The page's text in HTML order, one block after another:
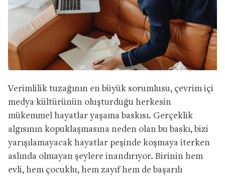
Verimlilik tuzağının en büyük sorumlusu, çevrim içi
medya kültürünün oluşturduğu herkesin
mükemmel hayatlar yaşama baskısı. Gerçeklik
algısının kopuklaşmasına neden olan bu baskı, bizi
yarışılamayacak hayatlar peşinde koşmaya iterken
aslında olmayan şeylere inandırıyor. Birinin hem
evli, hem çocuklu, hem zayıf hem de başarılı